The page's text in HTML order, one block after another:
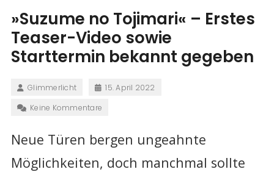
»Suzume no Tojimari« – Erstes
Teaser-Video sowie
Starttermin bekannt gegeben
Glimmerlicht
15. April 2022
Keine Kommentare
Neue Türen bergen ungeahnte
Möglichkeiten, doch manchmal sollte